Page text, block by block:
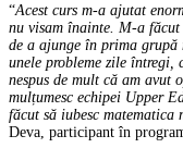
“Acest curs m-a ajutat
nu visam înainte. M-a
de a ajunge în prima grupă
unele probleme zile
nespus de mult că am avut
mulțumesc echipei Upper
făcut să iubesc
Deva, participant în